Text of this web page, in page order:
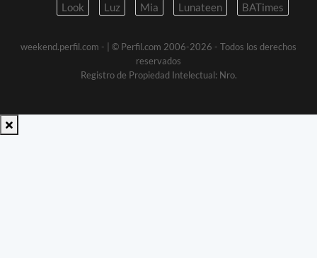
Look
Luz Mia Lunateen BATimes
weekend.perfil.com -
| © Perfil.com 2006-2026 - Todos los derechos
reservados
Registro de Propiedad Intelectual: Nro.